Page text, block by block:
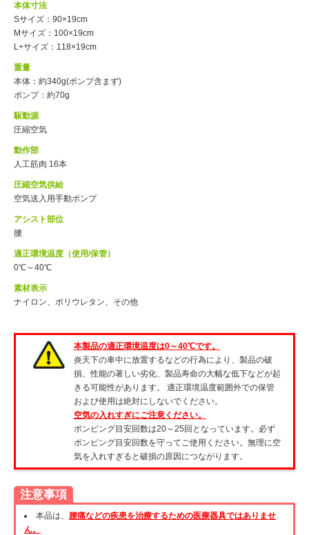
本体寸法
Sサイズ：90×19cm
Mサイズ：100×19cm
L+サイズ：118×19cm
重量
本体：約340g(ポンプ含まず)
ポンプ：約70g
駆動源
圧縮空気
動作部
人工筋肉 16本
圧縮空気供給
空気送入用手動ポンプ
アシスト部位
腰
適正環境温度（使用/保管）
0℃～40℃
素材表示
ナイロン、ポリウレタン、その他
本製品の適正環境温度は0～40℃です。
炎天下の車中に放置するなどの行為により、製品の破
損、性能の著しい劣化、製品寿命の大幅な低下などが起
きる可能性があります。 適正環境温度範囲外での保管
および使用は絶対にしないでください。
空気の入れすぎにご注意ください。
ポンピング目安回数は20～25回となっています。必ず
ポンピング目安回数を守ってご使用ください。無理に空
気を入れすぎると破損の原因につながります。
注意事項
本品は、腰痛などの疾患を治療するための医療器具ではありませ
ん。